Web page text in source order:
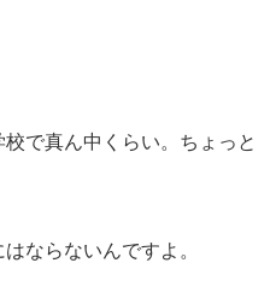
で真ん中くらい。ちょっと
ならないんですよ。